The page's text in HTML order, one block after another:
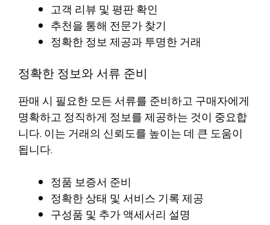
고객 리뷰 및 평판 확인
추천을 통해 전문가 찾기
정확한 정보 제공과 투명한 거래
정확한 정보와 서류 준비
판매 시 필요한 모든 서류를 준비하고 구매자에게
명확하고 정직하게 정보를 제공하는 것이 중요합
니다. 이는 거래의 신뢰도를 높이는 데 큰 도움이
됩니다.
정품 보증서 준비
정확한 상태 및 서비스 기록 제공
구성품 및 추가 액세서리 설명